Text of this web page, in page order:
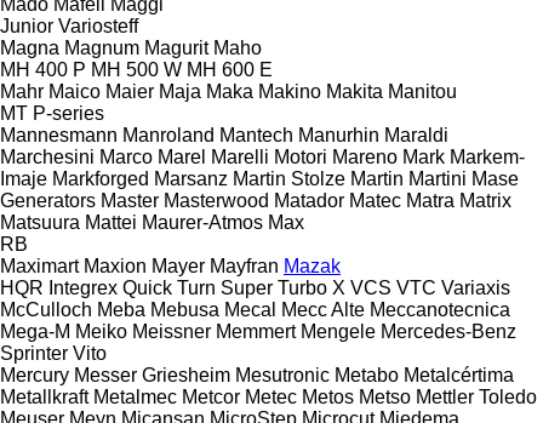
Junior Variosteff
Magna Magnum Magurit Maho
MH 400 P MH 500 W MH 600 E
Mahr Maico Maier Maja Maka Makino Makita Manitou
MT P-series
Mannesmann Manroland Mantech Manurhin Maraldi
Marchesini Marco Marel Marelli Motori Mareno Mark Markem-
Imaje Markforged Marsanz Martin Stolze Martin Martini Mase
Generators Master Masterwood Matador Matec Matra Matrix
Matsuura Mattei Maurer-Atmos Max
RB
Maximart Maxion Mayer Mayfran Mazak
HQR Integrex Quick Turn Super Turbo X VCS VTC Variaxis
McCulloch Meba Mebusa Mecal Mecc Alte Meccanotecnica
Mega-M Meiko Meissner Memmert Mengele Mercedes-Benz
Sprinter Vito
Mercury Messer Griesheim Mesutronic Metabo Metalcértima
Metallkraft Metalmec Metcor Metec Metos Metso Mettler Toledo
Meuser Meyn Micansan MicroStep Microcut Miedema